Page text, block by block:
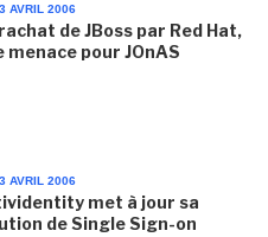
AVRIL 2006
de JBoss par Red Hat,
menace pour JOnAS
AVRIL 2006
met à jour sa
de Single Sign-on